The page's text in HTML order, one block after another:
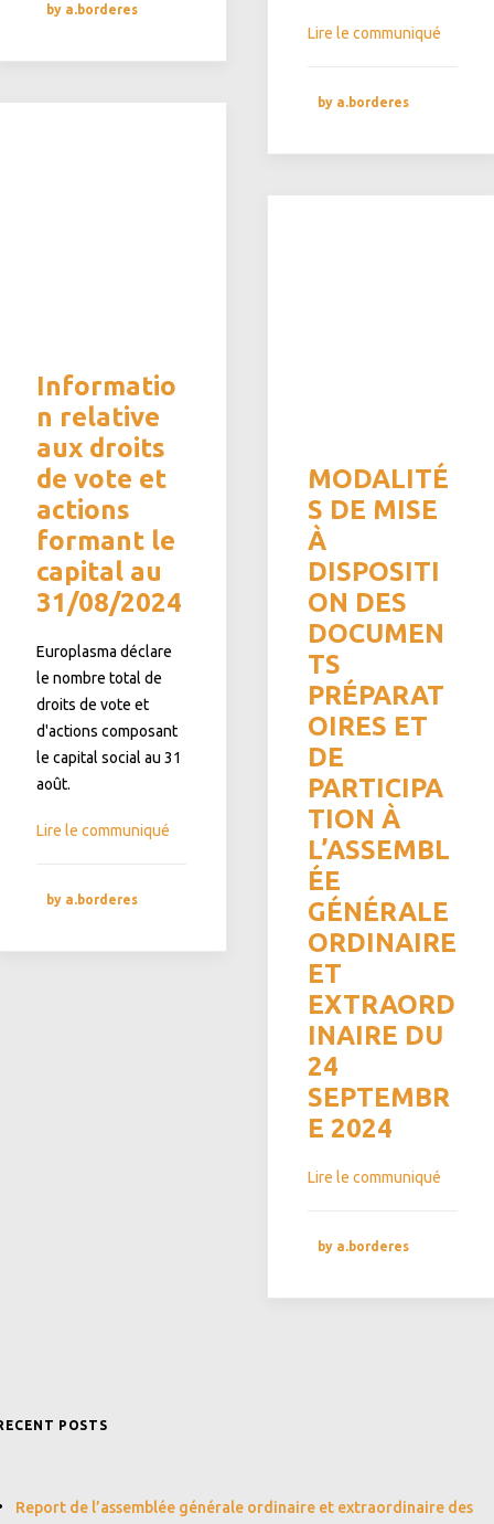
by a.borderes
Lire le communiqué
by a.borderes
Informatio
n relative
aux droits
de vote et
actions
formant le
capital au
31/08/2024
Europlasma déclare
le nombre total de
droits de vote et
d'actions composant
le capital social au 31
août.
Lire le communiqué
by a.borderes
MODALITÉ
S DE MISE
À
DISPOSITI
ON DES
DOCUMEN
TS
PRÉPARAT
OIRES ET
DE
PARTICIPA
TION À
L’ASSEMBL
ÉE
GÉNÉRALE
ORDINAIRE
ET
EXTRAORD
INAIRE DU
24
SEPTEMBR
E 2024
Lire le communiqué
by a.borderes
POSTS
Report de l’assemblée générale ordinaire et extraordinaire des